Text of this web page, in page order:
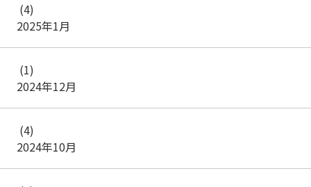
2025年1月
(4)
2024年12月
(1)
2024年10月
(4)